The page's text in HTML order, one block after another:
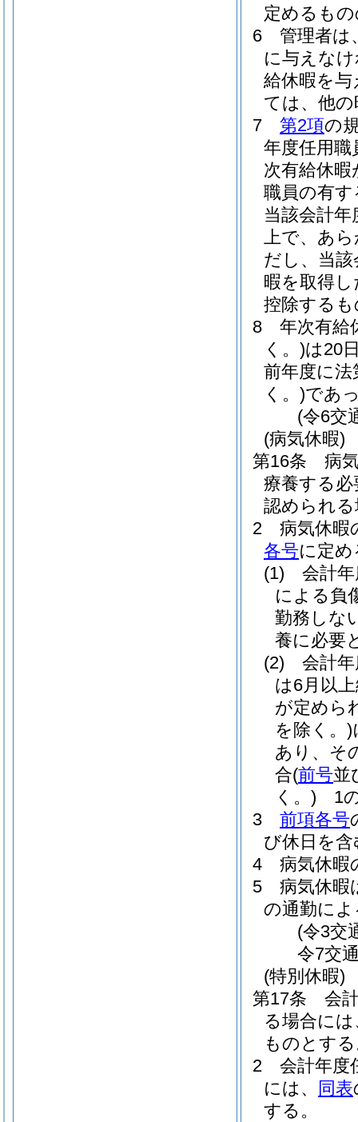
定めるも
6
管理者は
に与えな
給休暇を
ては、他
7
第2項の
年度任用
次有給休
職員の有
当該会計
上で、あ
だし、当
暇を取得
控除する
8
年次有給
く。)は20
前年度に法
く。)であ
(令6交
(病気休暇)
第16条
病
療養する
認められ
2
病気休暇
各号に定
(1)
会計
による負
勤務しな
養に必要
(2)
会計
は6月以
が定めら
を除く。)
あり、そ
合(前号並
く。) 1
3
前項各号
び休日を
4
病気休暇
5
病気休暇
の通勤に
(令3交
令7交
(特別休暇)
第17条
会
る場合には
ものとす
2
会計年度
には、
同表
する。